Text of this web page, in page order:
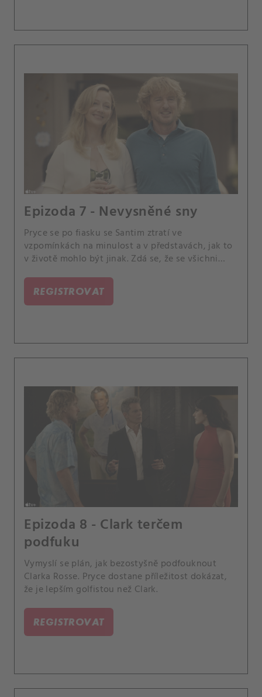
Epizoda 7 - Nevysněné sny
Pryce se po fiasku se Santim ztratí ve
vzpomínkách na minulost a v představách, jak to
v životě mohlo být jinak. Zdá se, že se všichni
REGISTROVAT
Epizoda 8 - Clark terčem
podfuku
Vymyslí se plán, jak bezostyšně podfouknout
Clarka Rosse. Pryce dostane příležitost dokázat,
že je lepším golfistou než Clark.
REGISTROVAT